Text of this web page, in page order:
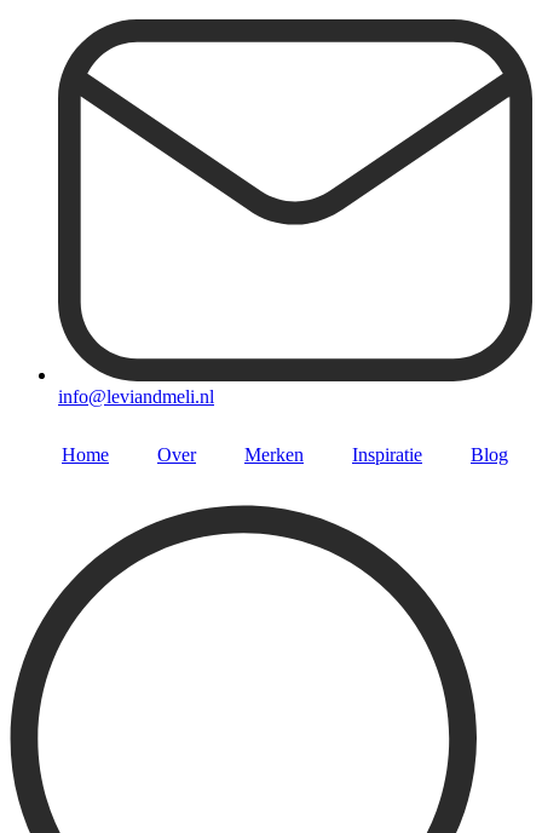
info@leviandmeli.nl
Home Over Merken Inspiratie Blog